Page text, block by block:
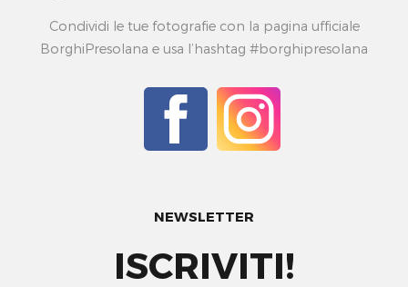
Condividi le tue fotografie con la pagina ufficiale
BorghiPresolana e usa l’hashtag #borghipresolana
NEWSLETTER
ISCRIVITI!